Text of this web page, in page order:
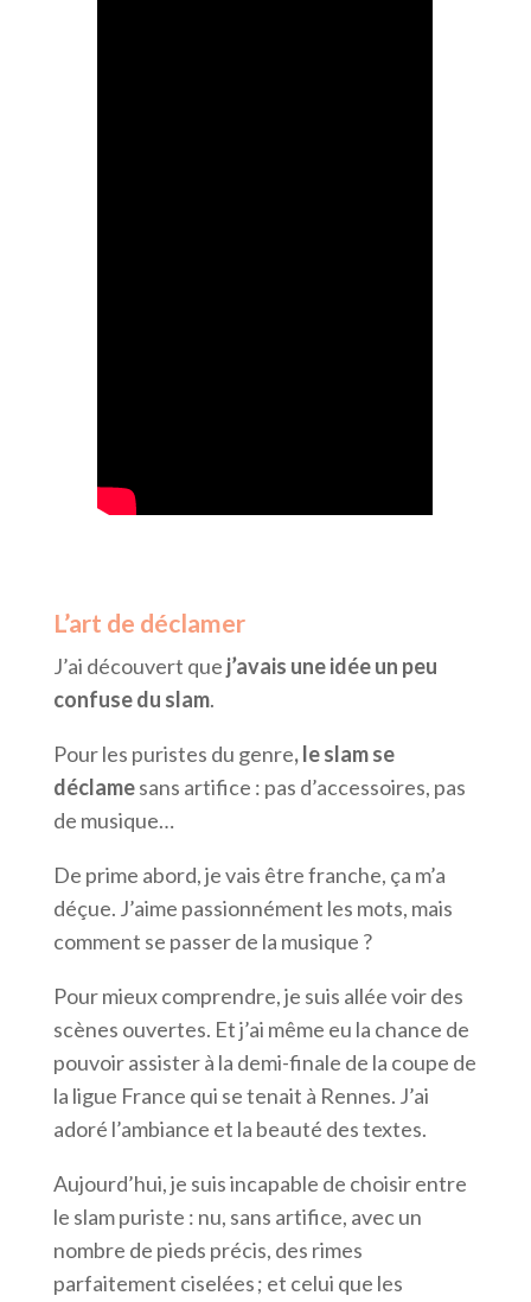
L’art de déclamer
J’ai découvert que j’avais une idée un peu
confuse du slam.
Pour les puristes du genre, le slam se
déclamesans artifice : pas d’accessoires, pas
de musique…
De prime abord, je vais être franche, ça m’a
déçue. J’aime passionnément les mots, mais
comment se passer de la musique ?
Pour mieux comprendre, je suis allée voir des
scènes ouvertes. Et j’ai même eu la chance de
pouvoir assister à la demi-finale de la coupe de
la ligue France qui se tenait à Rennes. J’ai
adoré l’ambiance et la beauté des textes.
Aujourd’hui, je suis incapable de choisir entre
le slam puriste : nu, sans artifice, avec un
nombre de pieds précis, des rimes
parfaitement ciselées ; et celui que les